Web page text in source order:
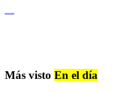
Más visto En el día